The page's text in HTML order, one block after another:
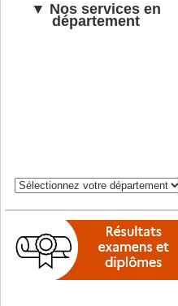
▼ Nos services en
département